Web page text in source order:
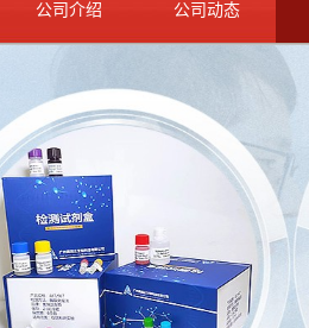
公司介绍 公司动态